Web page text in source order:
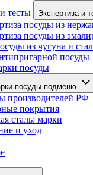
тесты
Экспертиза и
посуды из
посуды из
из чугуна и
посуды
посуды
посуды подменю
производителей РФ
покрытия
сталь: марки
и уход